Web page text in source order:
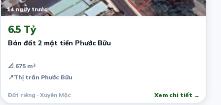
14 ngày trước
6.5 Tỷ
Bán đất 2 mặt tiền Phước Bữu
📐 675 m²
📍Thị trấn Phước Bữu
Đất riêng · Xuyên Mộc Xem chi tiết →